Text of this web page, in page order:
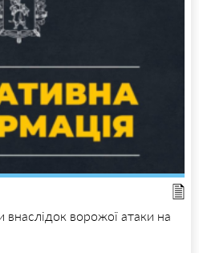
ворожої атаки на